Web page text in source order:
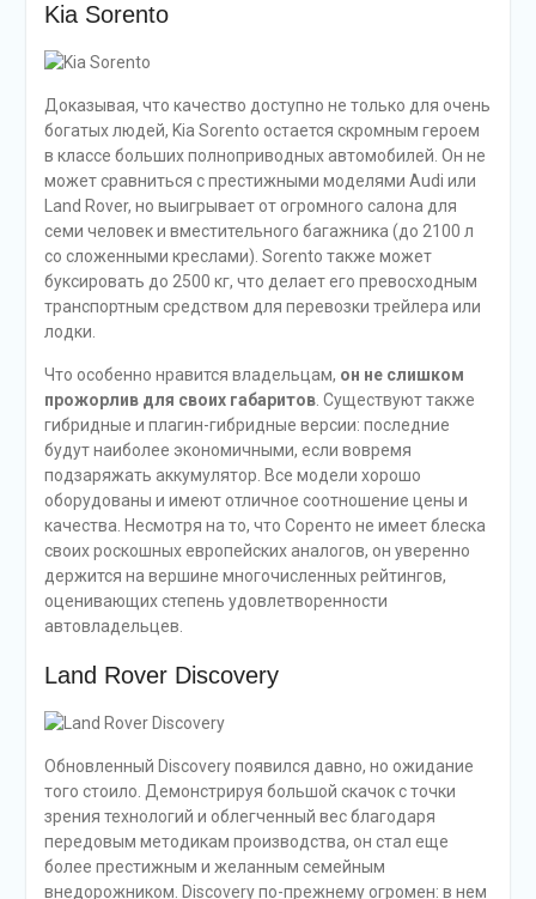
Kia Sorento
Доказывая, что качество доступно не только для очень
богатых людей, Kia Sorento остается скромным героем
в классе больших полноприводных автомобилей. Он не
может сравниться с престижными моделями Audi или
Land Rover, но выигрывает от огромного салона для
семи человек и вместительного багажника (до 2100 л
со сложенными креслами). Sorento также может
буксировать до 2500 кг, что делает его превосходным
транспортным средством для перевозки трейлера или
лодки.
Что особенно нравится владельцам, он не слишком
прожорлив для своих габаритов. Существуют также
гибридные и плагин-гибридные версии: последние
будут наиболее экономичными, если вовремя
подзаряжать аккумулятор. Все модели хорошо
оборудованы и имеют отличное соотношение цены и
качества. Несмотря на то, что Соренто не имеет блеска
своих роскошных европейских аналогов, он уверенно
держится на вершине многочисленных рейтингов,
оценивающих степень удовлетворенности
автовладельцев.
Land Rover Discovery
Обновленный Discovery появился давно, но ожидание
того стоило. Демонстрируя большой скачок с точки
зрения технологий и облегченный вес благодаря
передовым методикам производства, он стал еще
более престижным и желанным семейным
внедорожником. Discovery по-прежнему огромен: в нем